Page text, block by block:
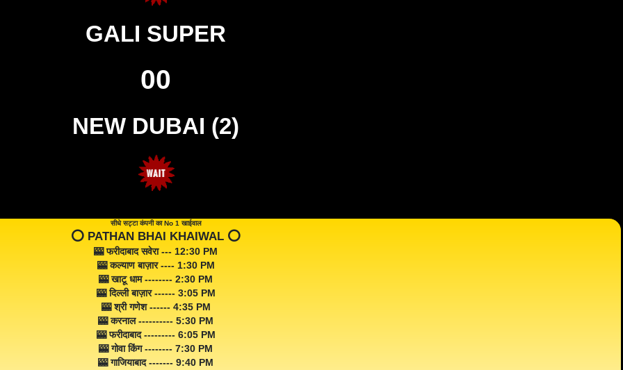
GALI SUPER
00
NEW DUBAI (2)
सीधे सट्टा कंपनी का No 1 खाईवाल
⭕️ PATHAN BHAI KHAIWAL ⭕️
🎰 फरीदाबाद सवेरा --- 12:30 PM
🎰 कल्याण बाज़ार ---- 1:30 PM
🎰 खाटू धाम -------- 2:30 PM
🎰 दिल्ली बाज़ार ------ 3:05 PM
🎰 श्री गणेश ------ 4:35 PM
🎰 करनाल ---------- 5:30 PM
🎰 फरीदाबाद --------- 6:05 PM
🎰 गोवा किंग -------- 7:30 PM
🎰 गाजियाबाद ------- 9:40 PM